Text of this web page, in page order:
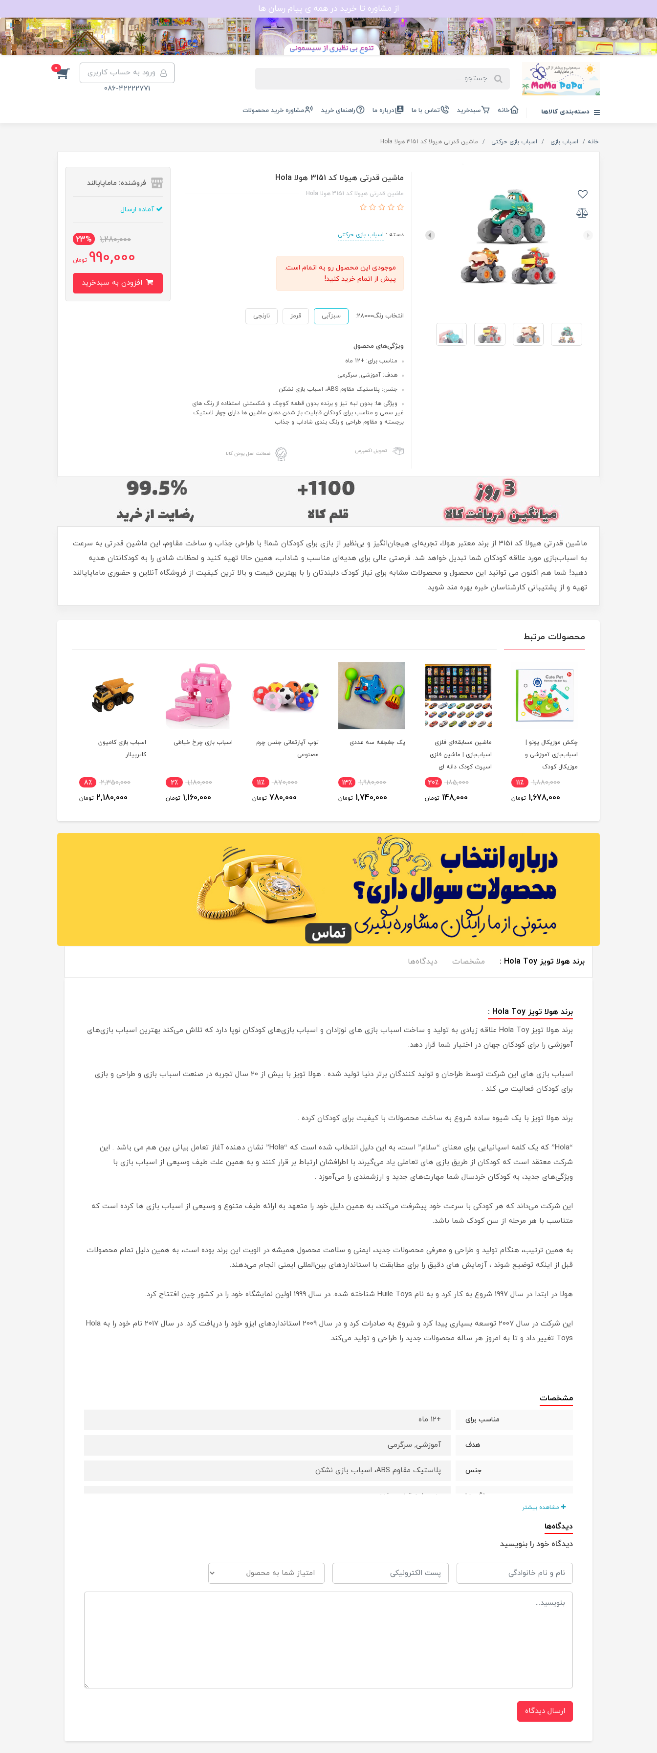
از مشاوره تا خرید در همه ی پیام رسان ها
ورود به حساب کاربری
086-42222771
0
دسته‌بندی کالاها خانه سبدخرید تماس با ما درباره ما راهنمای خرید مشاوره خرید محصولات
خانه اسباب بازی اسباب بازی حرکتی ماشین قدرتی هیولا کد 3151 هولا Hola
ماشین قدرتی هیولا کد 3151 هولا Hola
ماشین قدرتی هیولا کد 3151 هولا Hola
دسته : اسباب بازی حرکتی
موجودی این محصول رو به اتمام است.
پیش از اتمام خرید کنید!
انتخاب رنگ28000: سبزآبی قرمز نارنجی
ویژگی‌های محصول
مناسب برای: +12 ماه
هدف: آموزشی, سرگرمی
جنس: پلاستیک مقاوم ABS، اسباب بازی نشکن
ویژگی ها: بدون لبه تیز و برنده بدون قطعه کوچک و شکستنی استفاده از رنگ های
غیر سمی و مناسب برای کودکان قابلیت باز شدن دهان ماشین ها دارای چهار لاستیک
برجسته و مقاوم طراحی و رنگ بندی شاداب و جذاب
تحویل اکسپرس ضمانت اصل بودن کالا
فروشنده: ماماپاپالند
آماده ارسال
1,280,000
23%
990,000 تومان
ماشین قدرتی هیولا کد 3151 از برند معتبر هولا، تجربه‌ای هیجان‌انگیز و بی‌نظیر از بازی برای کودکان شما! با طراحی جذاب و ساخت مقاوم، این ماشین قدرتی به سرعت
به اسباب‌بازی مورد علاقه کودکان شما تبدیل خواهد شد. فرصتی عالی برای هدیه‌ای مناسب و شاداب، همین حالا تهیه کنید و لحظات شادی را به کودکانتان هدیه
دهید! شما هم اکنون می توانید این محصول و محصولات مشابه برای نیاز کودک دلبندتان را با بهترین قیمت و بالا ترین کیفیت از فروشگاه آنلاین و حضوری ماماپاپالند
تهیه و از پشتیبانی کارشناسان خبره بهره مند شوید.
محصولات مرتبط
چکش موزیکال یونو |
اسباب‌بازی آموزشی و
موزیکال کودک
1,880,000 11٪
1,678,000 تومان
ماشین مسابقه‌ای فلزی
اسباب‌بازی | ماشین فلزی
اسپرت کودک دانه ای
185,000 20٪
148,000 تومان
پک جغجغه سه عددی
1,980,000 13٪
1,740,000 تومان
توپ آپارتمانی جنس چرم
مصنوعی
870,000 11٪
780,000 تومان
اسباب بازی چرخ خیاطی
1,180,000 2٪
1,160,000 تومان
اسباب بازی کامیون
کاترپیلار
2,350,000 8٪
2,180,000 تومان
برند هولا تویز Hola Toy : مشخصات دیدگاه‌ها
برند هولا تویز Hola Toy :
برند هولا تویز Hola Toy علاقه زیادی به تولید و ساخت اسباب بازی های نوزادان و اسباب بازی‌های کودکان نوپا دارد که تلاش می‌کند بهترین اسباب بازی‌های
آموزشی را برای کودکان جهان در اختیار شما قرار دهد.
اسباب بازی‌ های این شرکت توسط طراحان و تولید کنندگان برتر دنیا تولید شده . هولا تویز با بیش از 20 سال تجربه در صنعت اسباب بازی و طراحی و بازی
برای کودکان فعالیت می کند .
برند هولا تویز با یک شیوه ساده شروع به ساخت محصولات با کیفیت برای کودکان کرده .
“Hola” که یک کلمه اسپانیایی برای معنای “سلام” است، به این دلیل انتخاب شده است که “Hola” نشان دهنده آغاز تعامل بیانی بین هم می باشد . این
شرکت معتقد است که کودکان از طریق بازی های تعاملی یاد می‌گیرند با اطرافشان ارتباط بر قرار کنند و به همین علت طیف وسیعی از اسباب بازی با
ویژگی‌های جدید، به کودکان خردسال شما مهارت‌های جدید و ارزشمندی را می‌آموزد .
این شرکت می‌داند که هر کودکی با سرعت خود پیشرفت می‌کند، به همین دلیل خود را متعهد به ارائه طیف متنوع و وسیعی از اسباب بازی ها کرده است که
متناسب با هر مرحله از سن کودک شما باشد.
به همین ترتیب، هنگام تولید و طراحی و معرفی محصولات جدید، ایمنی و سلامت محصول همیشه در الویت این برند بوده است، به همین دلیل تمام محصولات
قبل از اینکه توضیع شوند ، آزمایش های دقیق را برای مطابقت با استانداردهای بین‌المللی ایمنی انجام می‌دهند.
هولا در ابتدا در سال 1997 شروع به کار کرد و به نام Huile Toys شناخته شده. در سال 1999 اولین نمایشگاه خود را در کشور چین افتتاح کرد.
این شرکت در سال 2007 توسعه بسیاری پیدا کرد و شروع به صادرات کرد و در سال 2009 استانداردهای ایزو خود را دریافت کرد. در سال 2017 نام خود را به Hola
Toys تغییر داد و تا به امروز هر ساله محصولات جدید را طراحی و تولید می‌کند.
مشخصات
مناسب برای +12 ماه
هدف آموزشی, سرگرمی
جنس پلاستیک مقاوم ABS، اسباب بازی نشکن
ویژگی ها بدون لبه تیز و برنده
قابلیت باز شدن دهان ماشین ها
مشاهده بیشتر
دیدگاه‌ها
دیدگاه خود را بنویسید
ارسال دیدگاه